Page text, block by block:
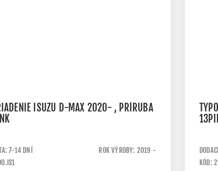
ISUZU D-MAX 2020- , PRÍRUBA
7-14 DNÍ
ROK VÝROBY: 2019 -
KÓD: